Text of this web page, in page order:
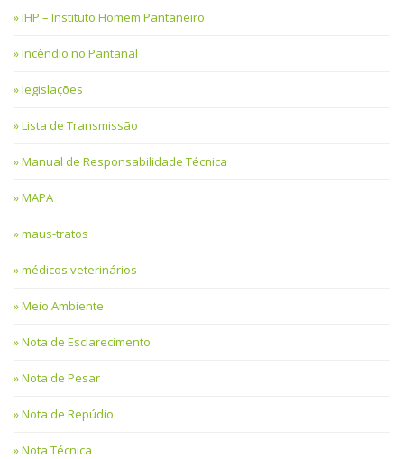
IHP – Instituto Homem Pantaneiro
Incêndio no Pantanal
legislações
Lista de Transmissão
Manual de Responsabilidade Técnica
MAPA
maus-tratos
médicos veterinários
Meio Ambiente
Nota de Esclarecimento
Nota de Pesar
Nota de Repúdio
Nota Técnica